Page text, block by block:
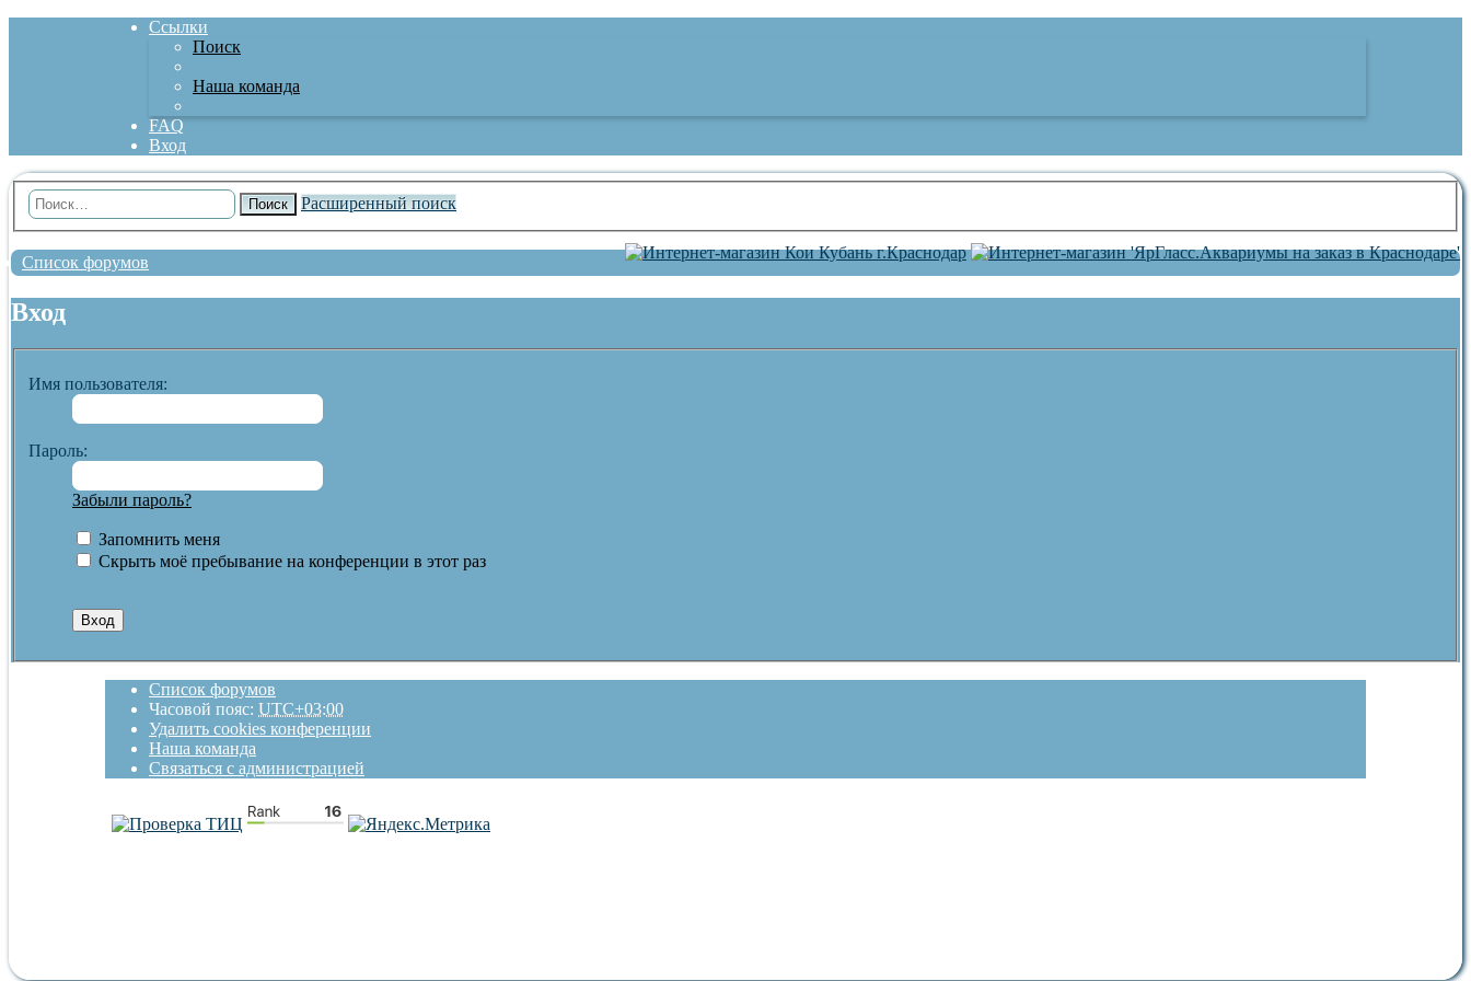
Ссылки
Поиск
Наша команда
FAQ
Вход
Поиск Расширенный поиск
Список форумов
Вход
Имя пользователя:
Пароль:
Забыли пароль?
Запомнить меня
Скрыть моё пребывание на конференции в этот раз
Список форумов
Часовой пояс: UTC+03:00
Удалить cookies конференции
Наша команда
Связаться с администрацией